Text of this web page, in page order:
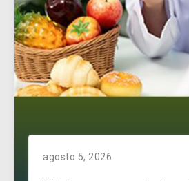
agosto 5, 2026